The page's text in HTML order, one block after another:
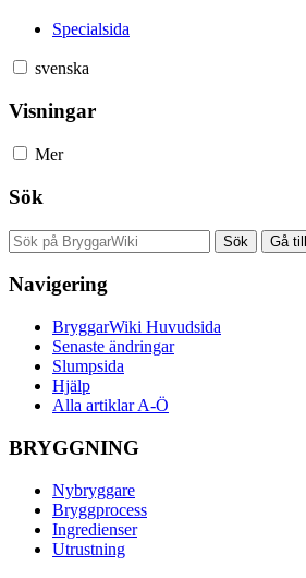
Specialsida
svenska
Visningar
Mer
Sök
Navigering
BryggarWiki Huvudsida
Senaste ändringar
Slumpsida
Hjälp
Alla artiklar A-Ö
BRYGGNING
Nybryggare
Bryggprocess
Ingredienser
Utrustning